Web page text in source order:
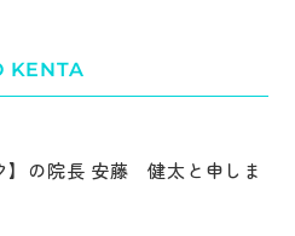
KENTA
】の院長 安藤 健太と申しま